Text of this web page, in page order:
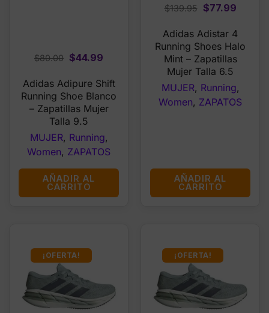
$80.00 Original
was:
$80.00.
$44.99
is:
$44.99.
Adidas Adipure Shift
Running Shoe Blanco
– Zapatillas Mujer
Talla 9.5
MUJER, Running,
Women, ZAPATOS
AÑADIR AL
CARRITO
$139.95
Original
was:
$139.95.
$77.99
is:
Adidas Adistar 4
Running Shoes Halo
Mint – Zapatillas
Mujer Talla 6.5
MUJER, Running,
Women, ZAPATOS
AÑADIR AL
CARRITO
¡OFERTA! ¡OFERTA!